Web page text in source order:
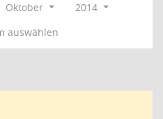
Oktober
2014
auswählen